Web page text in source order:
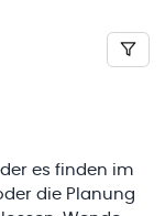
es finden im
die Planung